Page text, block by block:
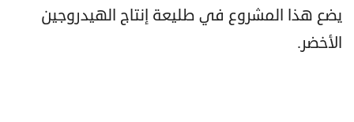
يضع هذا المشروع في طليعة إنتاج الهيدروجين
الأخضر.